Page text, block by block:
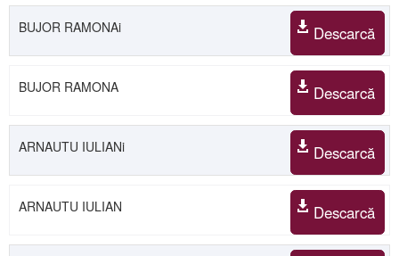
BUJOR RAMONAi Descarcă
BUJOR RAMONA Descarcă
ARNAUTU IULIANi Descarcă
ARNAUTU IULIAN Descarcă